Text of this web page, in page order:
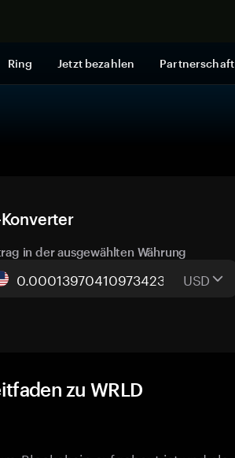
Ring Jetzt bezahlen Partnerschaft
in der ausgewählten Währung
USD
zu WRLD